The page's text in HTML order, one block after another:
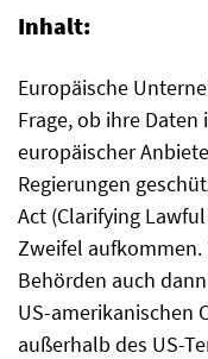
Inhalt:
Europäische
Frage, ob ihre
europäischer
Regierungen
Act (Clarifying
Zweifel aufkommen.
Behörden auch
US-amerikanischen
außerhalb des US-